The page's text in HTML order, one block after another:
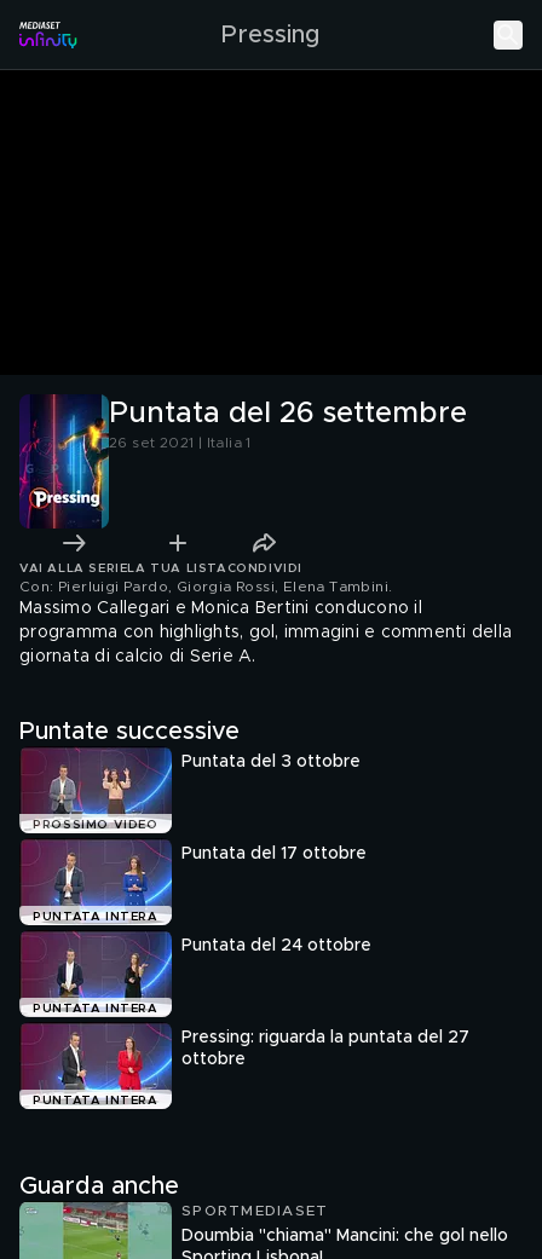
Pressing
Puntata del 26 settembre
26 set 2021 | Italia 1
VAI ALLA SERIE LA TUA LISTA CONDIVIDI
Con: Pierluigi Pardo, Giorgia Rossi, Elena Tambini
Massimo Callegari e Monica Bertini conducono il
programma con highlights, gol, immagini e commenti della
giornata di calcio di Serie A.
Puntate successive
PROSSIMO VIDEO
Puntata del 3 ottobre
PUNTATA INTERA
Puntata del 17 ottobre
PUNTATA INTERA
Puntata del 24 ottobre
PUNTATA INTERA
Pressing: riguarda la puntata del 27
ottobre
Guarda anche
SPORTMEDIASET
Doumbia "chiama" Mancini: che gol nello